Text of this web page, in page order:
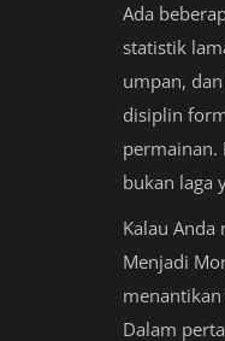
Ada
statistik
umpan,
disiplin
permainan.
bukan laga
Kalau
Menjadi
Dalam